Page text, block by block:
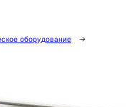
оборудование
→